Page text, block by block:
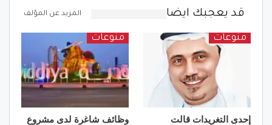
قد يعجبك ايضا المزيد عن المؤلف
منوعات
إحدى التغريدات قالت
منوعات
وظائف شاغرة لدى مشروع